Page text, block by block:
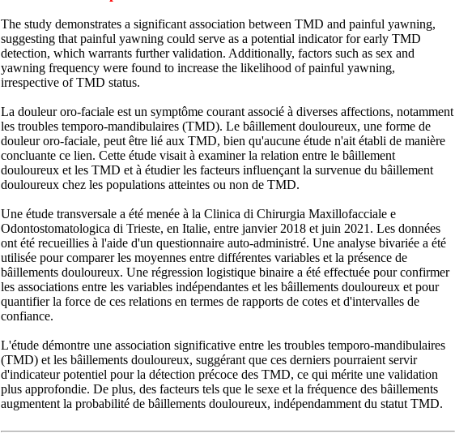
The study demonstrates a significant association between TMD and painful yawning,
suggesting that painful yawning could serve as a potential indicator for early TMD
detection, which warrants further validation. Additionally, factors such as sex and
yawning frequency were found to increase the likelihood of painful yawning,
irrespective of TMD status.
La douleur oro-faciale est un symptôme courant associé à diverses affections, notamment
les troubles temporo-mandibulaires (TMD). Le bâillement douloureux, une forme de
douleur oro-faciale, peut être lié aux TMD, bien qu'aucune étude n'ait établi de manière
concluante ce lien. Cette étude visait à examiner la relation entre le bâillement
douloureux et les TMD et à étudier les facteurs influençant la survenue du bâillement
douloureux chez les populations atteintes ou non de TMD.
Une étude transversale a été menée à la Clinica di Chirurgia Maxillofacciale e
Odontostomatologica di Trieste, en Italie, entre janvier 2018 et juin 2021. Les données
ont été recueillies à l'aide d'un questionnaire auto-administré. Une analyse bivariée a été
utilisée pour comparer les moyennes entre différentes variables et la présence de
bâillements douloureux. Une régression logistique binaire a été effectuée pour confirmer
les associations entre les variables indépendantes et les bâillements douloureux et pour
quantifier la force de ces relations en termes de rapports de cotes et d'intervalles de
confiance.
L'étude démontre une association significative entre les troubles temporo-mandibulaires
(TMD) et les bâillements douloureux, suggérant que ces derniers pourraient servir
d'indicateur potentiel pour la détection précoce des TMD, ce qui mérite une validation
plus approfondie. De plus, des facteurs tels que le sexe et la fréquence des bâillements
augmentent la probabilité de bâillements douloureux, indépendamment du statut TMD.